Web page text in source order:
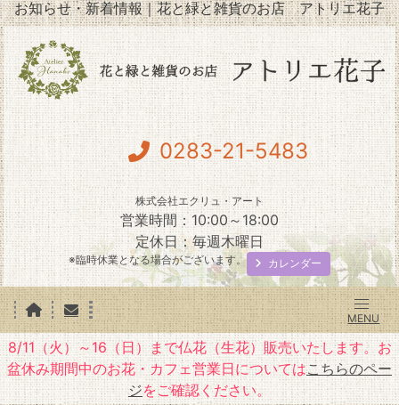
お知らせ・新着情報｜花と緑と雑貨のお店 アトリエ花子
0283-21-5483
株式会社エクリュ・アート
営業時間：10:00～18:00
定休日：毎週木曜日
※臨時休業となる場合がございます。 カレンダー
8/11（火）～16（日）まで仏花（生花）販売いたします。お
盆休み期間中のお花・カフェ営業日についてはこちらのペー
ジをご確認ください。